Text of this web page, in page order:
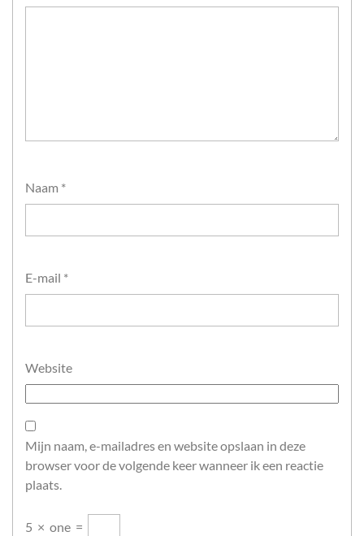
Naam *
E-mail *
Website
Mijn naam, e-mailadres en website opslaan in deze
browser voor de volgende keer wanneer ik een reactie
plaats.
5 × one =